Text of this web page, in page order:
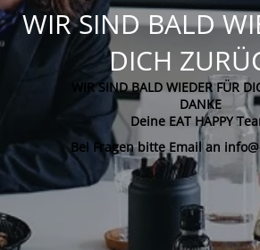
WIR SIND BALD
DICH
WIR SIND BALD WIEDER FÜR
DANKE
Deine EAT HAPPY
Bei Fragen bitte Email an